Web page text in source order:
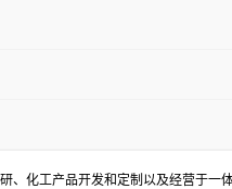
、化工产品开发和定制以及经营于一